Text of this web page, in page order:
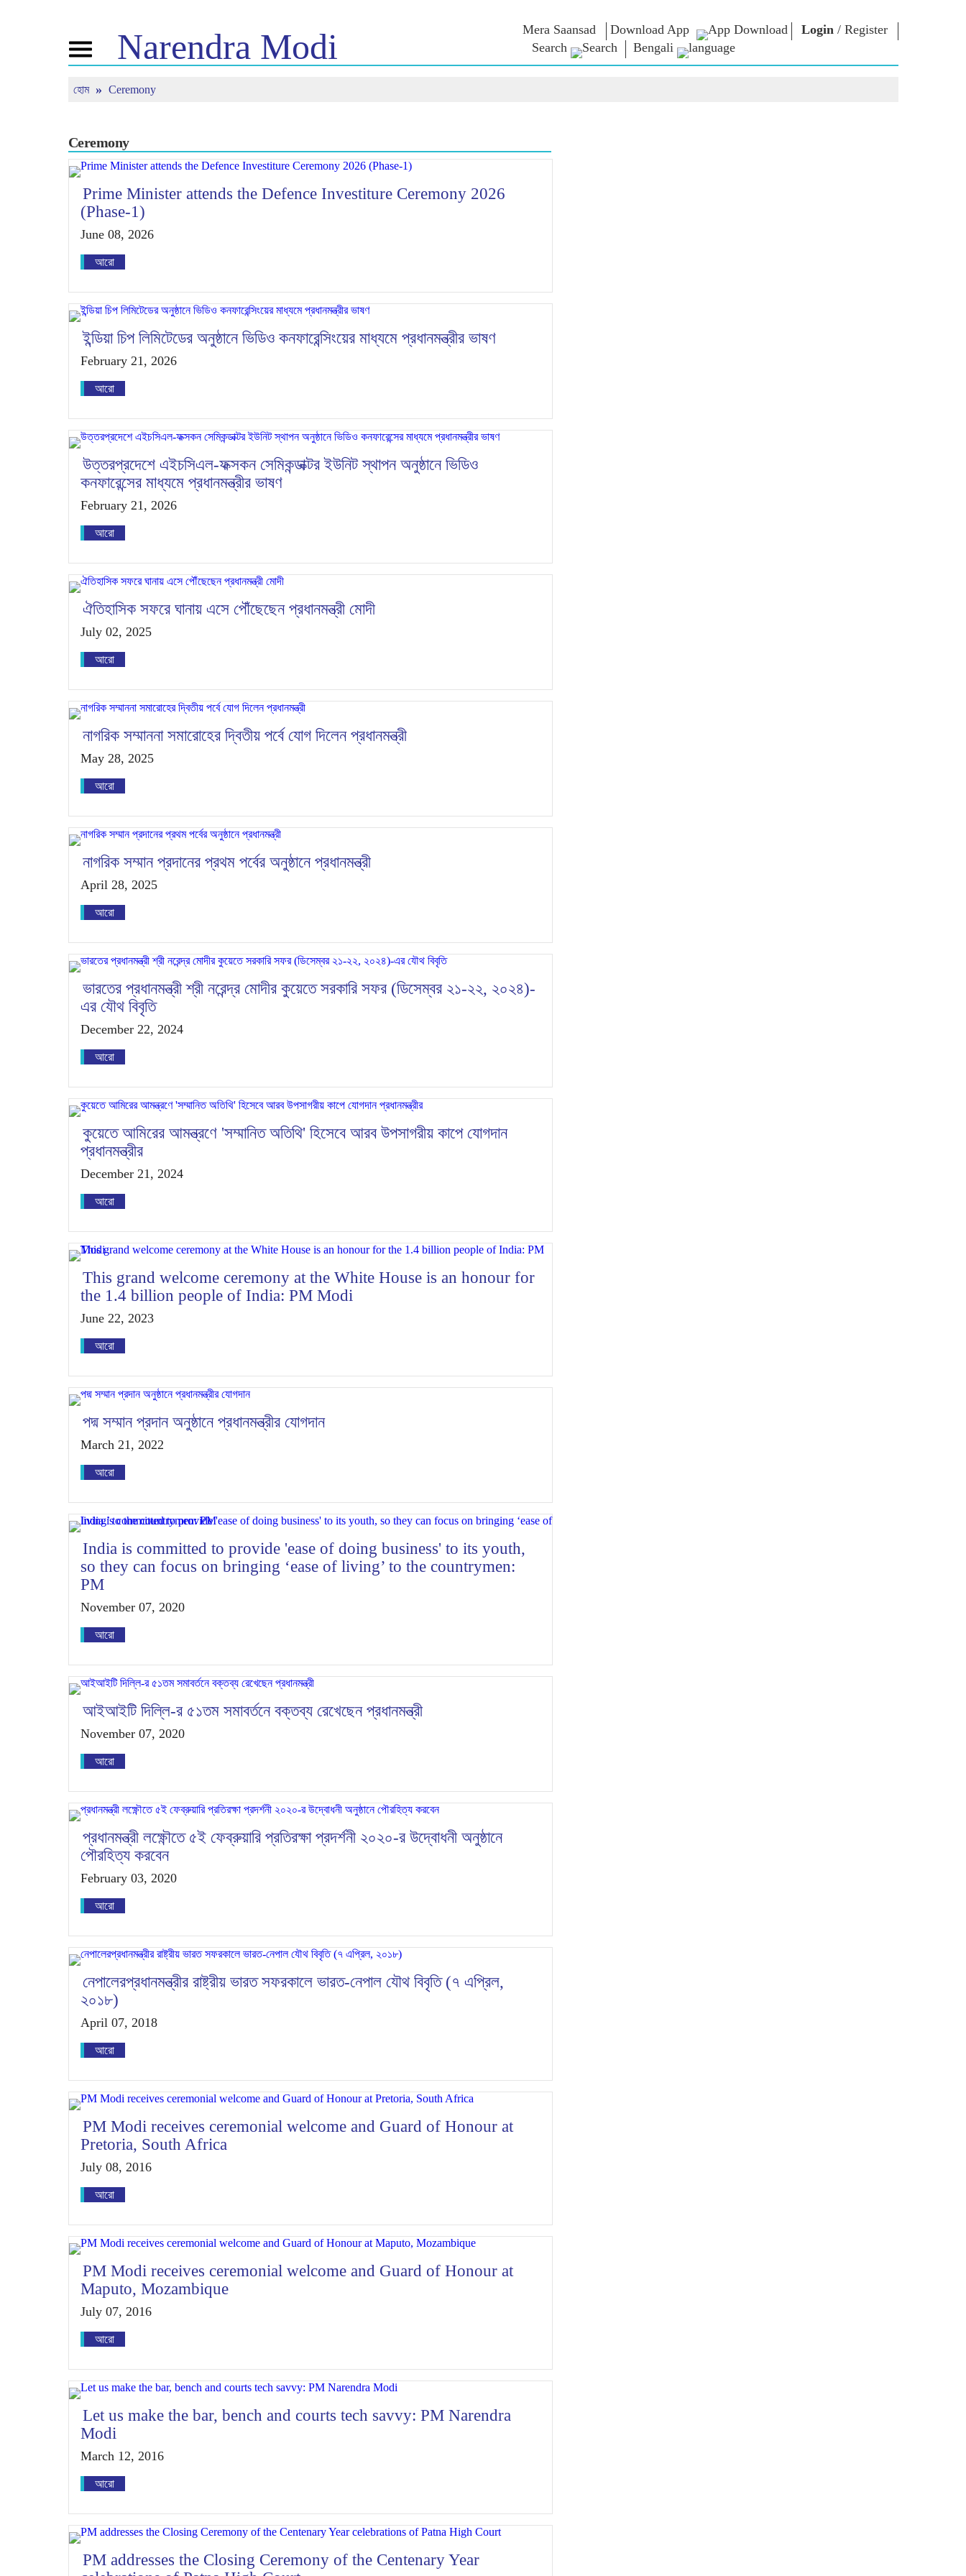
Toggle
navigationNarendra Modi Mera Saansad Download App Login / Register
Search
Bengali
এনএম সম্পর্কে
পিপলস কর্নার
টাইমলাইন
রিফ্লেকশন্স
ইনসাইটস
আন্তর্জাতিক
Kashi Vikas Yatra
হোম Ceremony
Ceremony
Prime Minister attends the Defence Investiture Ceremony 2026
(Phase-1)
June 08, 2026
আরো
ইন্ডিয়া চিপ লিমিটেডের অনুষ্ঠানে ভিডিও কনফারেন্সিংয়ের মাধ্যমে প্রধানমন্ত্রীর ভাষণ
February 21, 2026
আরো
উত্তরপ্রদেশে এইচসিএল-ফক্সকন সেমিকন্ডাক্টর ইউনিট স্থাপন অনুষ্ঠানে ভিডিও
কনফারেন্সের মাধ্যমে প্রধানমন্ত্রীর ভাষণ
February 21, 2026
আরো
ঐতিহাসিক সফরে ঘানায় এসে পৌঁছেছেন প্রধানমন্ত্রী মোদী
July 02, 2025
আরো
নাগরিক সম্মাননা সমারোহের দ্বিতীয় পর্বে যোগ দিলেন প্রধানমন্ত্রী
May 28, 2025
আরো
নাগরিক সম্মান প্রদানের প্রথম পর্বের অনুষ্ঠানে প্রধানমন্ত্রী
April 28, 2025
আরো
ভারতের প্রধানমন্ত্রী শ্রী নরেন্দ্র মোদীর কুয়েতে সরকারি সফর (ডিসেম্বর ২১-২২, ২০২৪)-
এর যৌথ বিবৃতি
December 22, 2024
আরো
কুয়েতে আমিরের আমন্ত্রণে 'সম্মানিত অতিথি' হিসেবে আরব উপসাগরীয় কাপে যোগদান
প্রধানমন্ত্রীর
December 21, 2024
আরো
This grand welcome ceremony at the White House is an honour for
the 1.4 billion people of India: PM Modi
June 22, 2023
আরো
পদ্ম সম্মান প্রদান অনুষ্ঠানে প্রধানমন্ত্রীর যোগদান
March 21, 2022
আরো
India is committed to provide 'ease of doing business' to its youth,
so they can focus on bringing ‘ease of living’ to the countrymen:
PM
November 07, 2020
আরো
আইআইটি দিল্লি-র ৫১তম সমাবর্তনে বক্তব্য রেখেছেন প্রধানমন্ত্রী
November 07, 2020
আরো
প্রধানমন্ত্রী লক্ষ্ণৌতে ৫ই ফেব্রুয়ারি প্রতিরক্ষা প্রদর্শনী ২০২০-র উদ্বোধনী অনুষ্ঠানে
পৌরহিত্য করবেন
February 03, 2020
আরো
নেপালেরপ্রধানমন্ত্রীর রাষ্ট্রীয় ভারত সফরকালে ভারত-নেপাল যৌথ বিবৃতি (৭ এপ্রিল,
২০১৮)
April 07, 2018
আরো
PM Modi receives ceremonial welcome and Guard of Honour at
Pretoria, South Africa
July 08, 2016
আরো
PM Modi receives ceremonial welcome and Guard of Honour at
Maputo, Mozambique
July 07, 2016
আরো
Let us make the bar, bench and courts tech savvy: PM Narendra
Modi
March 12, 2016
আরো
PM addresses the Closing Ceremony of the Centenary Year